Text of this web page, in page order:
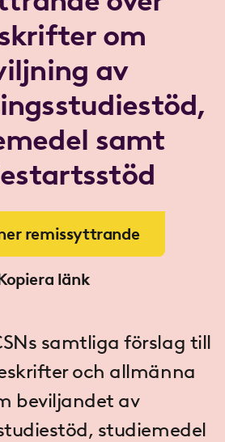
om
av
samt
remissyttrande
länk
samtliga förslag till
och allmänna
beviljandet av
studiemedel